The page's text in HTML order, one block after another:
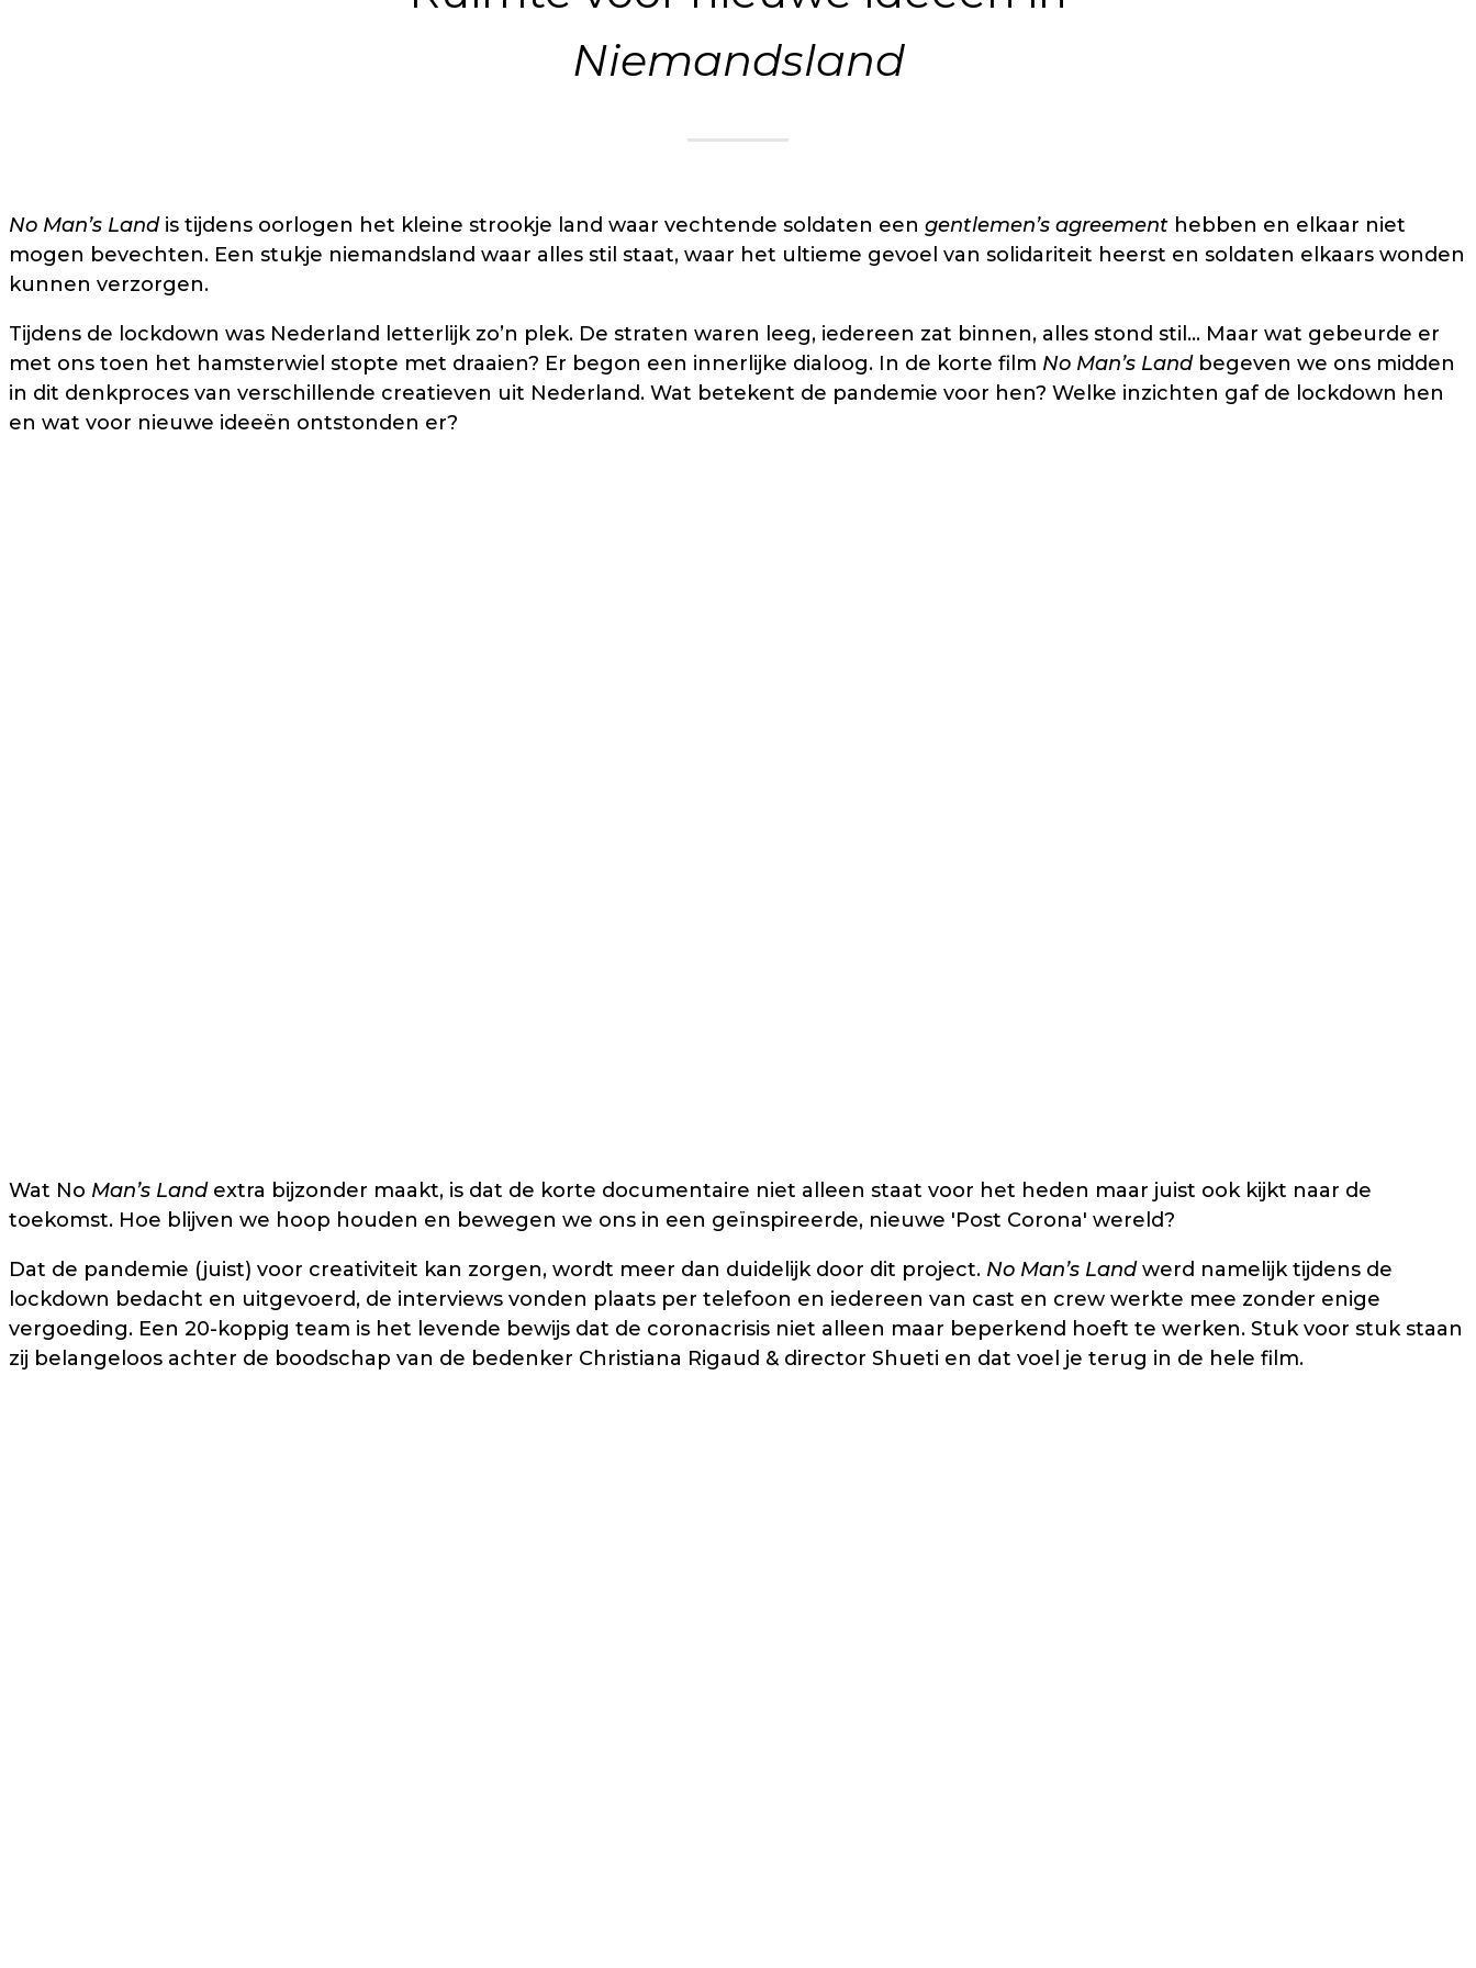
Niemandsland
No Man’s Landis tijdens oorlogen het kleine strookje land waar vechtende soldaten een gentlemen’s agreement hebben en elkaar niet
mogen bevechten. Een stukje niemandsland waar alles stil staat, waar het ultieme gevoel van solidariteit heerst en soldaten elkaars wonden
kunnen verzorgen.
Tijdens de lockdown was Nederland letterlijk zo’n plek. De straten waren leeg, iedereen zat binnen, alles stond stil... Maar wat gebeurde er
met ons toen het hamsterwiel stopte met draaien? Er begon een innerlijke dialoog. In de korte film No Man’s Landbegeven we ons midden
in dit denkproces van verschillende creatieven uit Nederland. Wat betekent de pandemie voor hen? Welke inzichten gaf de lockdown hen
en wat voor nieuwe ideeën ontstonden er?
Wat No Man’s Landextra bijzonder maakt, is dat de korte documentaire niet alleen staat voor het heden maar juist ook kijkt naar de
toekomst. Hoe blijven we hoop houden en bewegen we ons in een geïnspireerde, nieuwe 'Post Corona' wereld?
Dat de pandemie (juist) voor creativiteit kan zorgen, wordt meer dan duidelijk door dit project. No Man’s Landwerd namelijk tijdens de
lockdown bedacht en uitgevoerd, de interviews vonden plaats per telefoon en iedereen van cast en crew werkte mee zonder enige
vergoeding. Een 20-koppig team is het levende bewijs dat de coronacrisis niet alleen maar beperkend hoeft te werken. Stuk voor stuk staan
zij belangeloos achter de boodschap van de bedenker Christiana Rigaud & director Shueti en dat voel je terug in de hele film.